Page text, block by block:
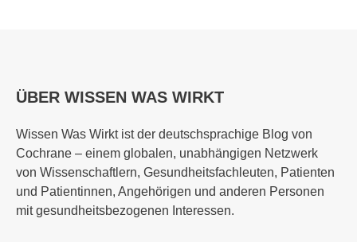
ÜBER WISSEN WAS WIRKT
Wissen Was Wirkt ist der deutschsprachige Blog von
Cochrane – einem globalen, unabhängigen Netzwerk
von Wissenschaftlern, Gesundheitsfachleuten, Patienten
und Patientinnen, Angehörigen und anderen Personen
mit gesundheitsbezogenen Interessen.